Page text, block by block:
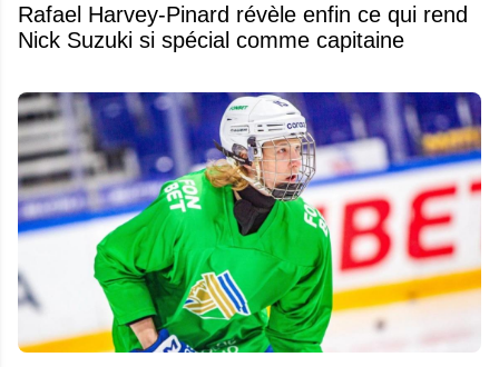
Rafael Harvey-Pinard révèle enfin ce qui rend
Nick Suzuki si spécial comme capitaine